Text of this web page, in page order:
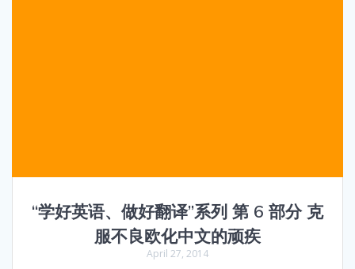
“学好英语、做好翻译”系列 第 6 部分 克
服不良欧化中文的顽疾
April 27, 2014